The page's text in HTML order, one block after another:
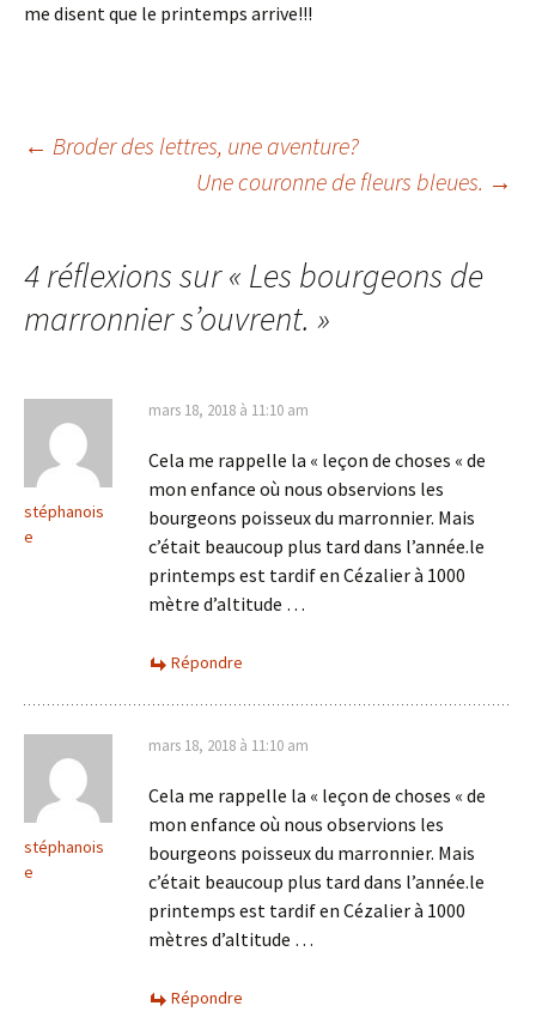
me disent que le printemps arrive!!!
Navigation
articles
← Broder des lettres, une aventure?
Une couronne de fleurs bleues. →
4 réflexions sur « Les bourgeons de
marronnier s’ouvrent. »
stéphanois
e
mars 18, 2018 à 11:10 am
Cela me rappelle la « leçon de choses « de
mon enfance où nous observions les
bourgeons poisseux du marronnier. Mais
c’était beaucoup plus tard dans l’année.le
printemps est tardif en Cézalier à 1000
mètre d’altitude …
Répondre
stéphanois
e
mars 18, 2018 à 11:10 am
Cela me rappelle la « leçon de choses « de
mon enfance où nous observions les
bourgeons poisseux du marronnier. Mais
c’était beaucoup plus tard dans l’année.le
printemps est tardif en Cézalier à 1000
mètres d’altitude …
Répondre